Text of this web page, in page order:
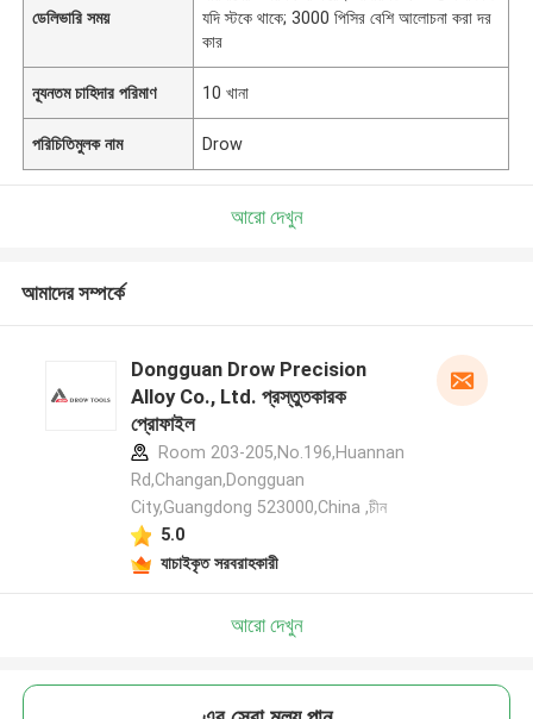
ডেলিভারি সময়
যদি স্টকে থাকে; 3000 পিসির বেশি আলোচনা করা দর
কার
ন্যূনতম চাহিদার পরিমাণ 10 খানা
পরিচিতিমুলক নাম Drow
আরো দেখুন
আমাদের সম্পর্কে
Dongguan Drow Precision
Alloy Co., Ltd. প্রস্তুতকারক
প্রোফাইল
Room 203-205,No.196,Huannan
Rd,Changan,Dongguan
City,Guangdong 523000,China ,চীন
5.0
যাচাইকৃত সরবরাহকারী
আরো দেখুন